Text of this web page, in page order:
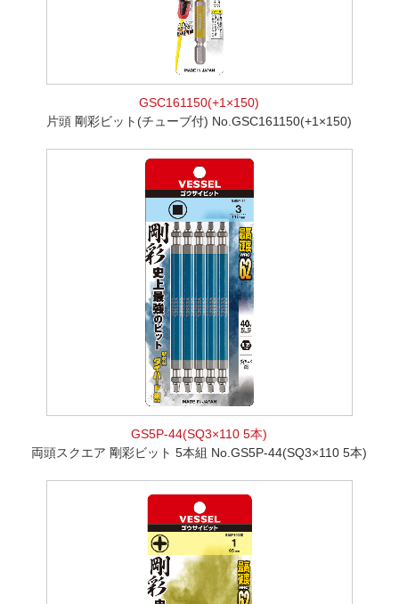
GSC161150(+1×150)
片頭 剛彩ビット(チューブ付) No.GSC161150(+1×150)
GS5P-44(SQ3×110 5本)
両頭スクエア 剛彩ビット 5本組 No.GS5P-44(SQ3×110 5本)